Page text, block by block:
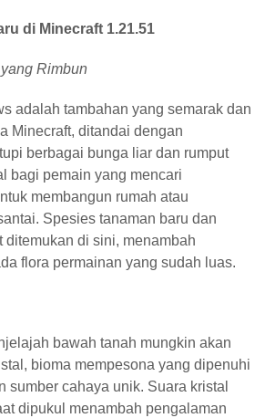
di Minecraft 1.21.51
Rimbun
adalah tambahan yang semarak dan
Minecraft, ditandai dengan
berbagai bunga liar dan rumput
bagi pemain yang mencari
membangun rumah atau
Spesies tanaman baru dan
ditemukan di sini, menambah
flora permainan yang sudah luas.
bawah tanah mungkin akan
bioma mempesona yang dipenuhi
sumber cahaya unik. Suara kristal
dipukul menambah pengalaman